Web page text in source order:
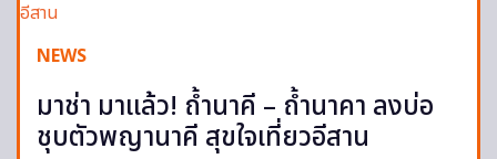
NEWS
มาช่า มาแล้ว! ถ้ำนาคี – ถ้ำนาคา ลงบ่อ
ชุบตัวพญานาคี สุขใจเที่ยวอีสาน